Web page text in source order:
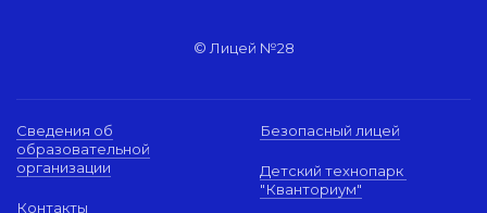
© Лицей №28
Сведения об
образовательной
организации
Контакты
Безопасный лицей
Детский технопарк
"Кванториум"